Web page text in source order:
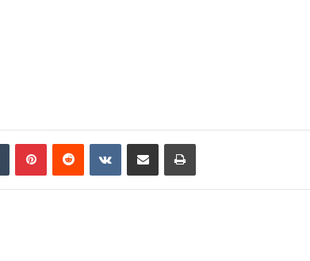
TumblrPinterestReddit VKontakte
Share via Email Print